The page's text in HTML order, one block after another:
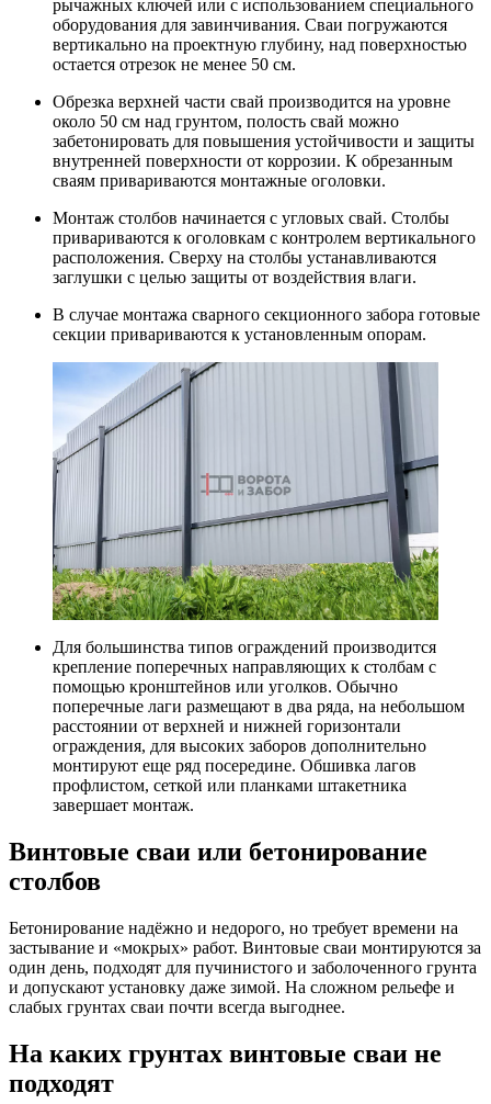
рычажных ключей или с использованием специального
оборудования для завинчивания. Сваи погружаются
вертикально на проектную глубину, над поверхностью
остается отрезок не менее 50 см.
Обрезка верхней части свай производится на уровне
около 50 см над грунтом, полость свай можно
забетонировать для повышения устойчивости и защиты
внутренней поверхности от коррозии. К обрезанным
сваям привариваются монтажные оголовки.
Монтаж столбов начинается с угловых свай. Столбы
привариваются к оголовкам с контролем вертикального
расположения. Сверху на столбы устанавливаются
заглушки с целью защиты от воздействия влаги.
В случае монтажа сварного секционного забора готовые
секции привариваются к установленным опорам.
Для большинства типов ограждений производится
крепление поперечных направляющих к столбам с
помощью кронштейнов или уголков. Обычно
поперечные лаги размещают в два ряда, на небольшом
расстоянии от верхней и нижней горизонтали
ограждения, для высоких заборов дополнительно
монтируют еще ряд посередине. Обшивка лагов
профлистом, сеткой или планками штакетника
завершает монтаж.
Винтовые сваи или бетонирование
столбов
Бетонирование надёжно и недорого, но требует времени на
застывание и «мокрых» работ. Винтовые сваи монтируются за
один день, подходят для пучинистого и заболоченного грунта
и допускают установку даже зимой. На сложном рельефе и
слабых грунтах сваи почти всегда выгоднее.
На каких грунтах винтовые сваи не
подходят